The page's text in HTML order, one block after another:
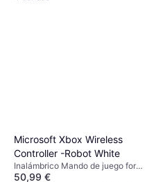
Microsoft Xbox Wireless
Controller -Robot White
Inalámbrico Mando de juego for
Xbox Series X, Android, PC, Xbox
50,99 €